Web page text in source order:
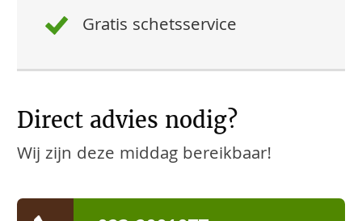
Gratis schetsservice
Direct advies nodig?
Wij zijn deze middag bereikbaar!